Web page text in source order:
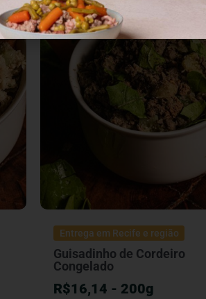
Entrega em Recife e região
Guisadinho de Cordeiro
Congelado
R$16,14 - 200g